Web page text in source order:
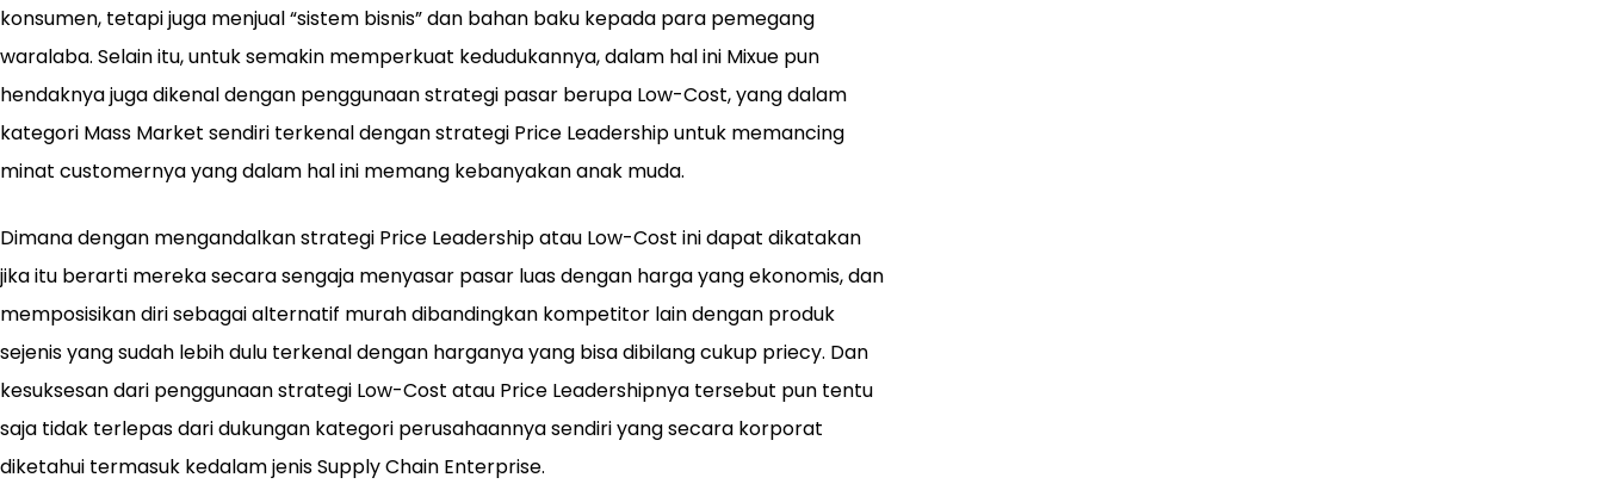
konsumen, tetapi juga menjual “sistem bisnis” dan bahan baku kepada para pemegang
waralaba. Selain itu, untuk semakin memperkuat kedudukannya, dalam hal ini Mixue pun
hendaknya juga dikenal dengan penggunaan strategi pasar berupa Low-Cost, yang dalam
kategori Mass Market sendiri terkenal dengan strategi Price Leadership untuk memancing
minat customernya yang dalam hal ini memang kebanyakan anak muda.
Dimana dengan mengandalkan strategi Price Leadership atau Low-Cost ini dapat dikatakan
jika itu berarti mereka secara sengaja menyasar pasar luas dengan harga yang ekonomis, dan
memposisikan diri sebagai alternatif murah dibandingkan kompetitor lain dengan produk
sejenis yang sudah lebih dulu terkenal dengan harganya yang bisa dibilang cukup priecy. Dan
kesuksesan dari penggunaan strategi Low-Cost atau Price Leadershipnya tersebut pun tentu
saja tidak terlepas dari dukungan kategori perusahaannya sendiri yang secara korporat
diketahui termasuk kedalam jenis Supply Chain Enterprise.